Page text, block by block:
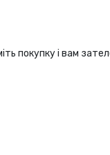
покупку і вам